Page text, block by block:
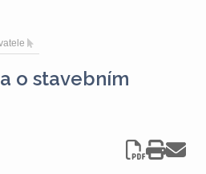
o stavebním